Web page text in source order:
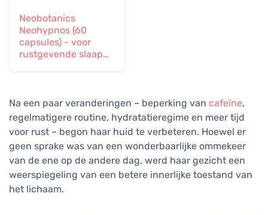
Neobotanics
Neohypnos (60
capsules) - voor
rustgevende slaap
Na een paar veranderingen – beperking van cafeïne,
regelmatigere routine, hydratatieregime en meer tijd
voor rust – begon haar huid te verbeteren. Hoewel er
geen sprake was van een wonderbaarlijke ommekeer
van de ene op de andere dag, werd haar gezicht een
weerspiegeling van een betere innerlijke toestand van
het lichaam.